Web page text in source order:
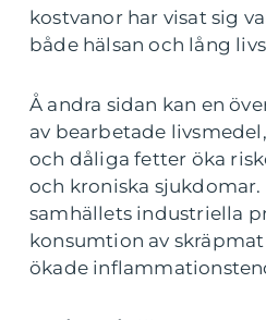
kostvanor har visat sig
både hälsan och lång
Å andra sidan kan en
av bearbetade
och dåliga fetter öka
och kroniska
samhällets industriella
konsumtion av
ökade